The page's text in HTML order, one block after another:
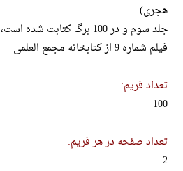
هجری)
جلد سوم و در 100 برگ کتابت شده است، از آخر افتادگی دارد.
فیلم شماره 9 از کتابخانه مجمع العلمی
تعداد فریم:
100
تعداد صفحه در هر فریم:
2